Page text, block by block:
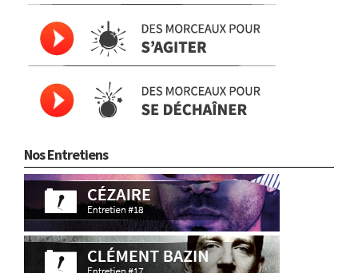
Nos Entretiens